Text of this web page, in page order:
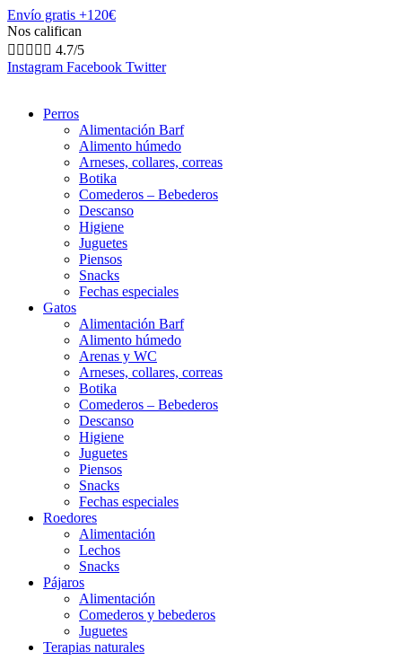
Envío gratis +120€
Nos califican
     4.7/5
Instagram Facebook Twitter
Perros
Alimentación Barf
Alimento húmedo
Arneses, collares, correas
Botika
Comederos – Bebederos
Descanso
Higiene
Juguetes
Piensos
Snacks
Fechas especiales
Gatos
Alimentación Barf
Alimento húmedo
Arenas y WC
Arneses, collares, correas
Botika
Comederos – Bebederos
Descanso
Higiene
Juguetes
Piensos
Snacks
Fechas especiales
Roedores
Alimentación
Lechos
Snacks
Pájaros
Alimentación
Comederos y bebederos
Juguetes
Terapias naturales